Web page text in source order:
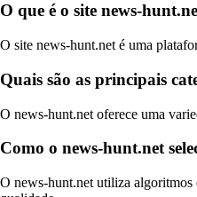
O que é o site news-
O site news-hunt.net é uma
Quais são as principais
O news-hunt.net oferece uma
Como o news-hunt.net
O news-hunt.net utiliza algoritmos